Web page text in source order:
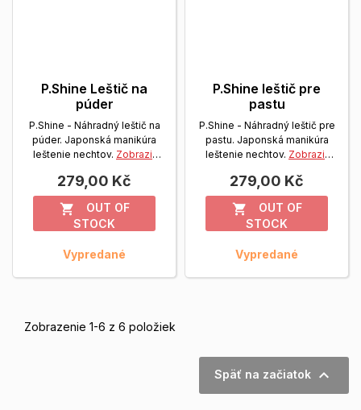
P.Shine Leštič na
púder
P.Shine - Náhradný leštič na
púder. Japonská manikúra
leštenie nechtov. Zobrazit
279,00 Kč

OUT OF
STOCK
Vypredané
P.Shine leštič pre
pastu
P.Shine - Náhradný leštič pre
pastu. Japonská manikúra
leštenie nechtov. Zobrazit
279,00 Kč

OUT OF
STOCK
Vypredané
Zobrazenie 1-6 z 6 položiek
Späť na začiatok 